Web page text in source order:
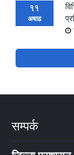
11
अषाढ
सम्पर्क